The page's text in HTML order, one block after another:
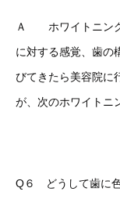
Ａ ホワイトニング
に対する感覚、歯の
びてきたら美容院に
が、次のホワイトニ
Q６ どうして歯に